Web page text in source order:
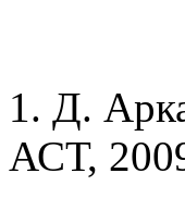
1. Д.
АСТ,